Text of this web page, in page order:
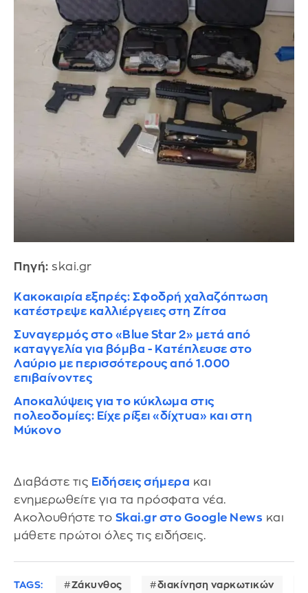
Πηγή: skai.gr
Κακοκαιρία εξπρές: Σφοδρή χαλαζόπτωση
κατέστρεψε καλλιέργειες στη Ζίτσα
Συναγερμός στο «Blue Star 2» μετά από
καταγγελία για βόμβα - Κατέπλευσε στο
Λαύριο με περισσότερους από 1.000
επιβαίνοντες
Αποκαλύψεις για το κύκλωμα στις
πολεοδομίες: Είχε ρίξει «δίχτυα» και στη
Μύκονο
Διαβάστε τις Ειδήσεις σήμερα και
ενημερωθείτε για τα πρόσφατα νέα.
Ακολουθήστε το Skai.gr στο Google News και
μάθετε πρώτοι όλες τις ειδήσεις.
TAGS: Ζάκυνθος διακίνηση ναρκωτικών